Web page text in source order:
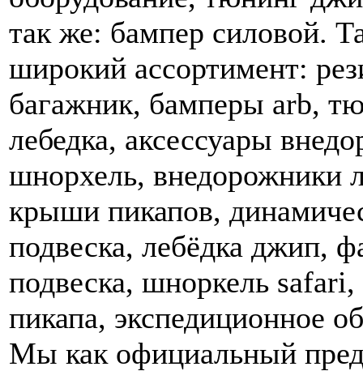
так же: бампер силовой.
широкий ассортимент:
багажник, бамперы arb,
лебедка, аксессуары
шнорхель, внедорожники
крыши пикапов,
подвеска, лебёдка джип,
подвеска, шноркель
пикапа, экспедиционное
Мы как официальный